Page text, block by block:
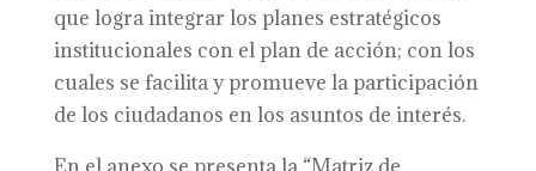
que logra integrar los planes estratégicos
institucionales con el plan de acción; con los
cuales se facilita y promueve la participación
de los ciudadanos en los asuntos de interés.